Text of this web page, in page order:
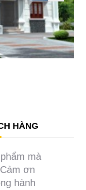
HÀNG
mà
ơn
hành